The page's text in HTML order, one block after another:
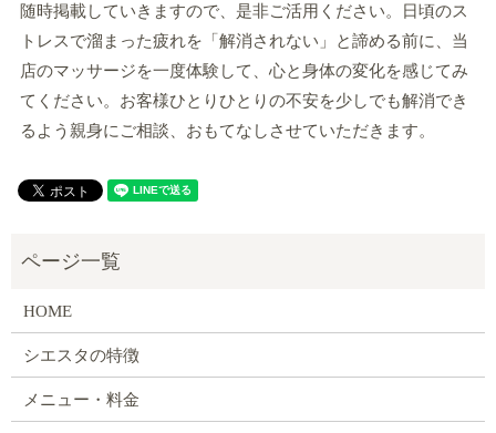
随時掲載していきますので、是非ご活用ください。日頃のス
トレスで溜まった疲れを「解消されない」と諦める前に、当
店のマッサージを一度体験して、心と身体の変化を感じてみ
てください。お客様ひとりひとりの不安を少しでも解消でき
るよう親身にご相談、おもてなしさせていただきます。
HOME
シエスタの特徴
メニュー・料金